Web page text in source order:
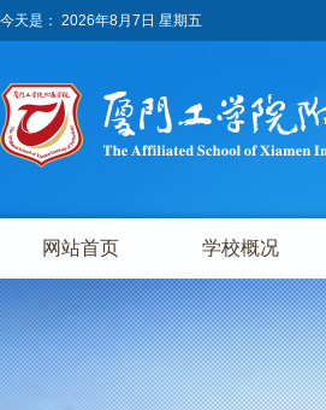
今天是： 2026年8月7日 星期五
网站首页 学校概况